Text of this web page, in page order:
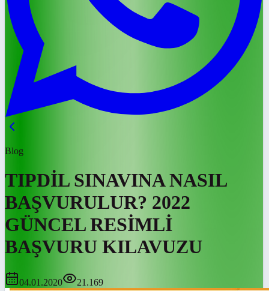
Blog
TIPDİL SINAVINA NASIL
BAŞVURULUR? 2022
GÜNCEL RESİMLİ
BAŞVURU KILAVUZU
04.01.2020 21.169